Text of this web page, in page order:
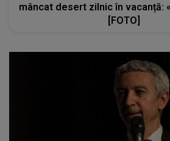
mâncat desert zilnic în vacanță:
[FOTO]